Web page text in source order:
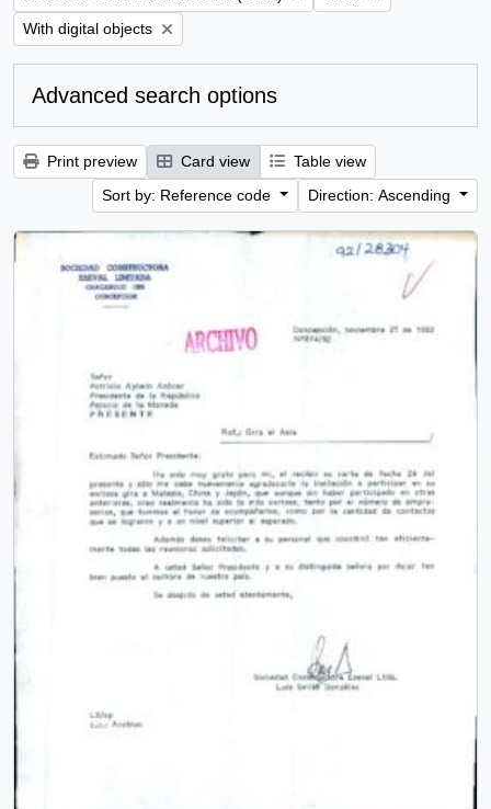
Remove filter:
With digital objects
Advanced search options
Print preview Card view
Table view
Sort by: Reference code
Direction: Ascending